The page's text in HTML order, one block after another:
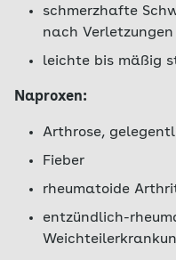
schmerzhafte
nach
leichte bis mäßig
Naproxen:
Arthrose,
Fieber
rheumatoide
entzündlich-